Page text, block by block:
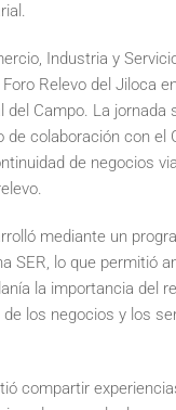
Industria y
Relevo del Jiloca
del Campo. La jornada
de colaboración con el
de negocios
mediante un
SER, lo que permitió
la importancia del
los negocios y los
compartir